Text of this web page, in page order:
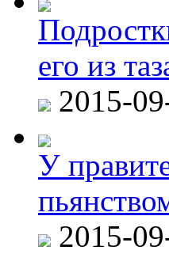
его из
2015-
У
2015-